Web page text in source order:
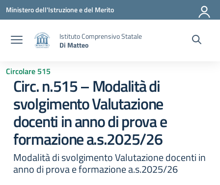
Vai ai contenuti
Vai al menu di navigazione
Vai al footer
Ministero dell'Istruzione e del Merito
Istituto Comprensivo Statale
Di Matteo
Circolare 515
Circ. n.515 – Modalità di
svolgimento Valutazione
docenti in anno di prova e
formazione a.s.2025/26
Modalità di svolgimento Valutazione docenti in
anno di prova e formazione a.s.2025/26